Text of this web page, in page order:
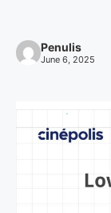
Penulis
June 6, 2025